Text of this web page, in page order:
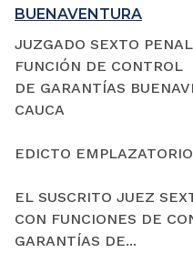
BUENAVENTURA
JUZGADO SEXTO
FUNCIÓN DE CONTROL
DE GARANTÍAS
CAUCA
EDICTO EMPLAZATORIO
EL SUSCRITO JUEZ
CON FUNCIONES DE
GARANTÍAS DE...